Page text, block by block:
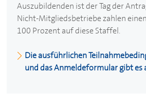
Auszubildenden ist der Tag der
Nicht-Mitgliedsbetriebe zahlen
100 Prozent auf diese Staffel.
Die ausführlichen
und das Anmeldeformular gibt es